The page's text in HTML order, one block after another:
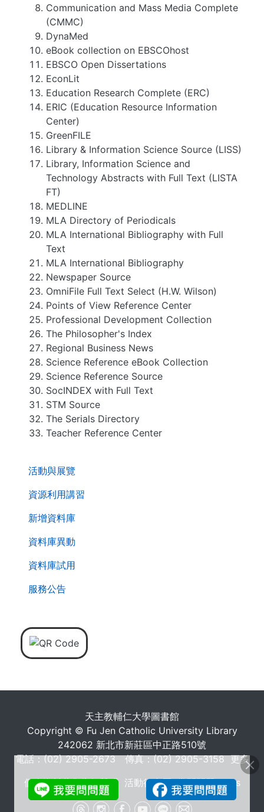
活動與展覽
資源利用講習
新增資料庫
資料庫異動
資料庫試用
服務公告
Communication and Mass Media Complete
(CMMC)
DynaMed
eBook collection on EBSCOhost
EBSCO Open Dissertations
EconLit
Education Research Complete (ERC)
ERIC (Education Resource Information
Center)
GreenFILE
Library & Information Science Source (LISS)
Library, Information Science and
Technology Abstracts with Full Text (LISTA
FT)
MEDLINE
MLA Directory of Periodicals
MLA International Bibliography with Full
Text
MLA International Bibliography
Newspaper Source
OmniFile Full Text Select (H.W. Wilson)
Points of View Reference Center
Professional Development Collection
The Philosopher's Index
Regional Business News
Science Reference eBook Collection
Science Reference Source
SocINDEX with Full Text
STM Source
The Serials Directory
Teacher Reference Center
天主教輔仁大學圖書館
Copyright © Fu Jen Catholic University Library
242062 新北市新莊區中正路510號
電話：(02) 2905-2673 傳真：(02) 2905-3158更多
個人資料蒐集告知聲明 活動行事曆 常問問題 FAQs